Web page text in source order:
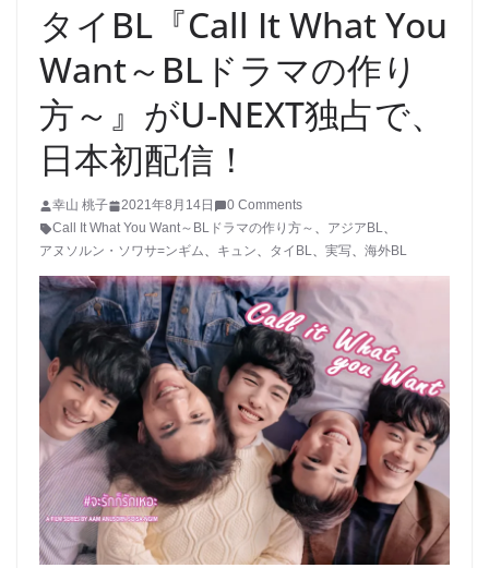
タイBL『Call It What You
Want～BLドラマの作り
方～』がU-NEXT独占で、
日本初配信！
幸山 桃子 2021年8月14日
0 Comments
Call It What You Want～BLドラマの作り方～ 、 アジアBL、
アヌソルン・ソワサ=ンギム、 キュン、 タイBL、 実写、 海外BL